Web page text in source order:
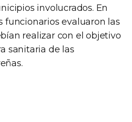
involucrados. En
funcionarios evaluaron las
realizar con el objetivo
sanitaria de las